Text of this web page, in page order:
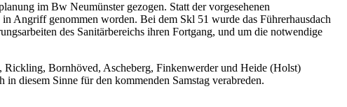
im Bw Neumünster gezogen. Statt der vorgesehenen
Angriff genommen worden. Bei dem Skl 51 wurde das Führerhausdach
des Sanitärbereichs ihren Fortgang, und um die notwendige
Bornhöved, Ascheberg, Finkenwerder und Heide (Holst)
diesem Sinne für den kommenden Samstag verabreden.